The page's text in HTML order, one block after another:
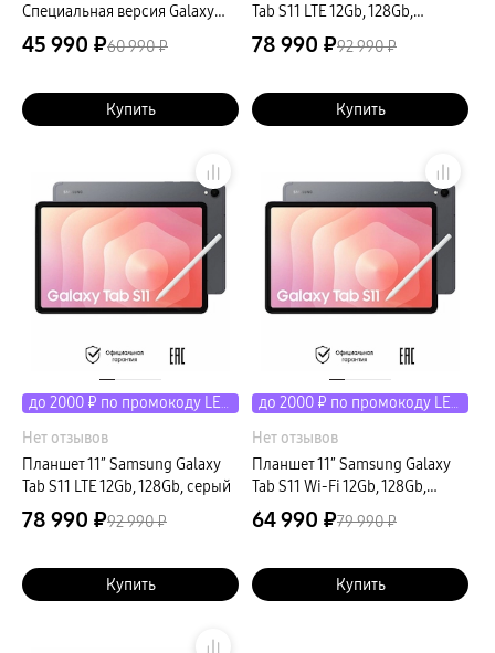
Специальная версия Galaxy
Tab S10 FE LTE 8Gb, 128Gb,
серый (РСТ)
45 990 ₽60 990 ₽
Купить
Tab S11 LTE 12Gb, 128Gb,
серебристый
78 990 ₽92 990 ₽
Купить
до 2000 ₽ по промокоду LETO
Нет отзывов
Планшет 11″ Samsung Galaxy
Tab S11 LTE 12Gb, 128Gb, серый
78 990 ₽92 990 ₽
Купить
до 2000 ₽ по промокоду LETO
Нет отзывов
Планшет 11″ Samsung Galaxy
Tab S11 Wi-Fi 12Gb, 128Gb,
серый
64 990 ₽79 990 ₽
Купить